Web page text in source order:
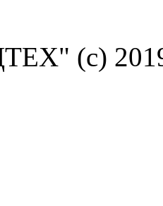
(с)